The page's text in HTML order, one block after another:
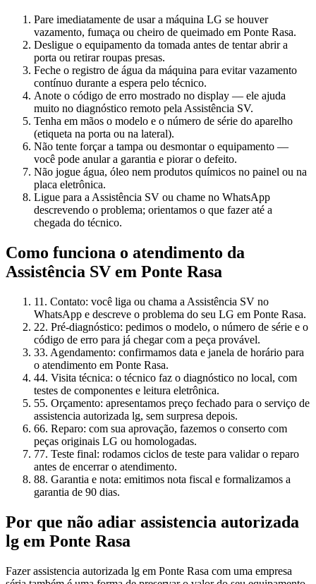
Pare imediatamente de usar a máquina LG se houver
vazamento, fumaça ou cheiro de queimado em Ponte Rasa.
Desligue o equipamento da tomada antes de tentar abrir a
porta ou retirar roupas presas.
Feche o registro de água da máquina para evitar vazamento
contínuo durante a espera pelo técnico.
Anote o código de erro mostrado no display — ele ajuda
muito no diagnóstico remoto pela Assistência SV.
Tenha em mãos o modelo e o número de série do aparelho
(etiqueta na porta ou na lateral).
Não tente forçar a tampa ou desmontar o equipamento —
você pode anular a garantia e piorar o defeito.
Não jogue água, óleo nem produtos químicos no painel ou na
placa eletrônica.
Ligue para a Assistência SV ou chame no WhatsApp
descrevendo o problema; orientamos o que fazer até a
chegada do técnico.
Como funciona o atendimento da
Assistência SV em Ponte Rasa
11. Contato: você liga ou chama a Assistência SV no
WhatsApp e descreve o problema do seu LG em Ponte Rasa.
22. Pré-diagnóstico: pedimos o modelo, o número de série e o
código de erro para já chegar com a peça provável.
33. Agendamento: confirmamos data e janela de horário para
o atendimento em Ponte Rasa.
44. Visita técnica: o técnico faz o diagnóstico no local, com
testes de componentes e leitura eletrônica.
55. Orçamento: apresentamos preço fechado para o serviço de
assistencia autorizada lg, sem surpresa depois.
66. Reparo: com sua aprovação, fazemos o conserto com
peças originais LG ou homologadas.
77. Teste final: rodamos ciclos de teste para validar o reparo
antes de encerrar o atendimento.
88. Garantia e nota: emitimos nota fiscal e formalizamos a
garantia de 90 dias.
Por que não adiar assistencia autorizada
lg em Ponte Rasa
Fazer assistencia autorizada lg em Ponte Rasa com uma empresa